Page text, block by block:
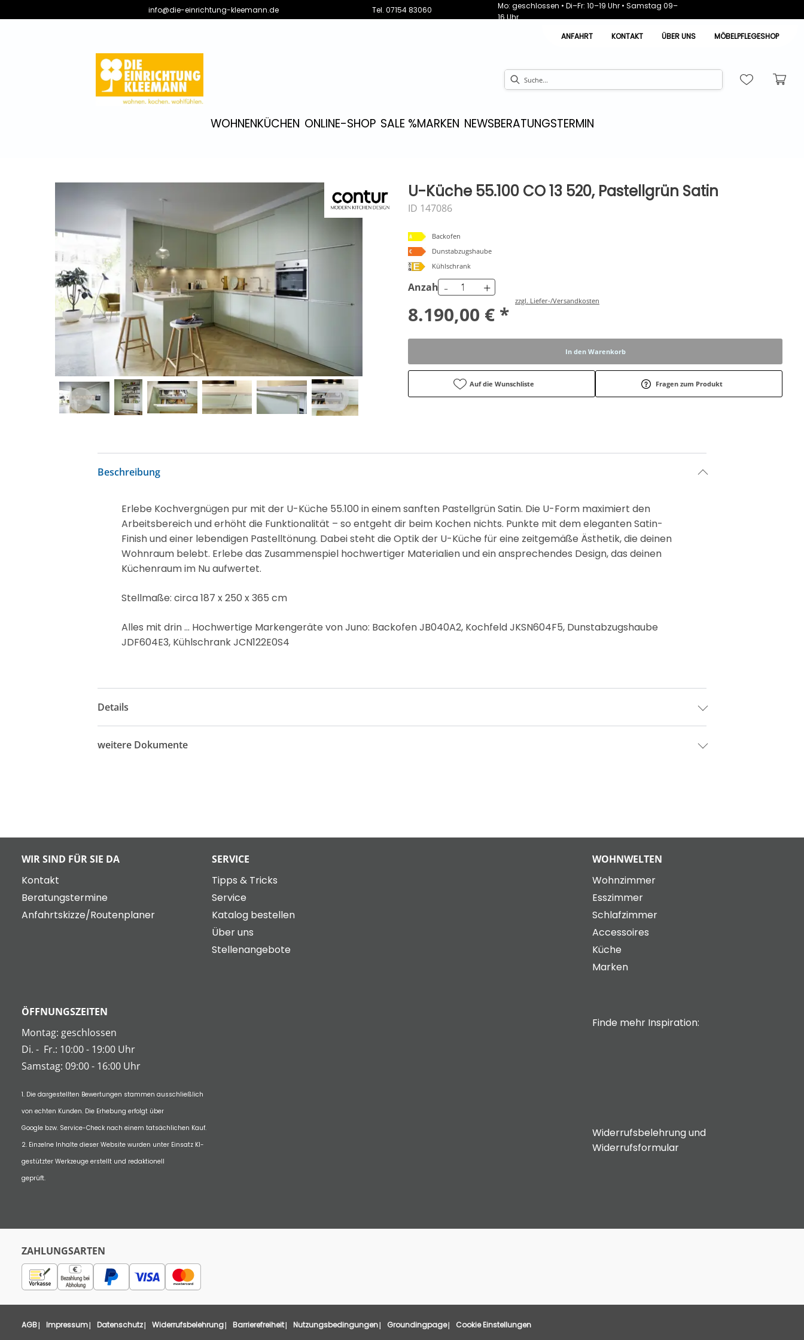
info@die-einrichtung-kleemann.de Tel. 07154 83060
Mo: geschlossen • Di–Fr: 10–19 Uhr • Samstag 09–
16 Uhr
ANFAHRT
KONTAKT ÜBER UNS MÖBELPFLEGESHOP
WOHNENKÜCHEN ONLINE-SHOP SALE %MARKEN NEWSBERATUNGSTERMIN
U-Küche 55.100 CO 13 520, Pastellgrün Satin
ID 147086
Backofen
Dunstabzugshaube
Kühlschrank
Anzahl - +
8.190,00 € *
zzgl. Liefer-/Versandkosten
In den Warenkorb
Auf die Wunschliste Fragen zum Produkt
Beschreibung
Erlebe Kochvergnügen pur mit der U-Küche 55.100 in einem sanften Pastellgrün Satin. Die U-Form maximiert den
Arbeitsbereich und erhöht die Funktionalität – so entgeht dir beim Kochen nichts. Punkte mit dem eleganten Satin-
Finish und einer lebendigen Pastelltönung. Dabei steht die Optik der U-Küche für eine zeitgemäße Ästhetik, die deinen
Wohnraum belebt. Erlebe das Zusammenspiel hochwertiger Materialien und ein ansprechendes Design, das deinen
Küchenraum im Nu aufwertet.
Stellmaße: circa 187 x 250 x 365 cm
Alles mit drin ... Hochwertige Markengeräte von Juno: Backofen JB040A2, Kochfeld JKSN604F5, Dunstabzugshaube
JDF604E3, Kühlschrank JCN122E0S4
Details
weitere Dokumente
WIR SIND FÜR SIE DA
Kontakt
Beratungstermine
Anfahrtskizze/Routenplaner
SERVICE
Tipps & Tricks
Service
Katalog bestellen
Über uns
Stellenangebote
WOHNWELTEN
Wohnzimmer
Esszimmer
Schlafzimmer
Accessoires
Küche
Marken
ÖFFNUNGSZEITEN
Montag: geschlossen
Di. - Fr.: 10:00 - 19:00 Uhr
Samstag: 09:00 - 16:00 Uhr
1. Die dargestellten Bewertungen stammen ausschließlich
von echten Kunden. Die Erhebung erfolgt über
Google bzw. Service-Check nach einem tatsächlichen Kauf.
2. Einzelne Inhalte dieser Website wurden unter Einsatz KI-
gestützter Werkzeuge erstellt und redaktionell
geprüft.
Finde mehr Inspiration:
Widerrufsbelehrung und
Widerrufsformular
ZAHLUNGSARTEN
AGB Impressum Datenschutz Widerrufsbelehrung Barrierefreiheit Nutzungsbedingungen Groundingpage Cookie Einstellungen